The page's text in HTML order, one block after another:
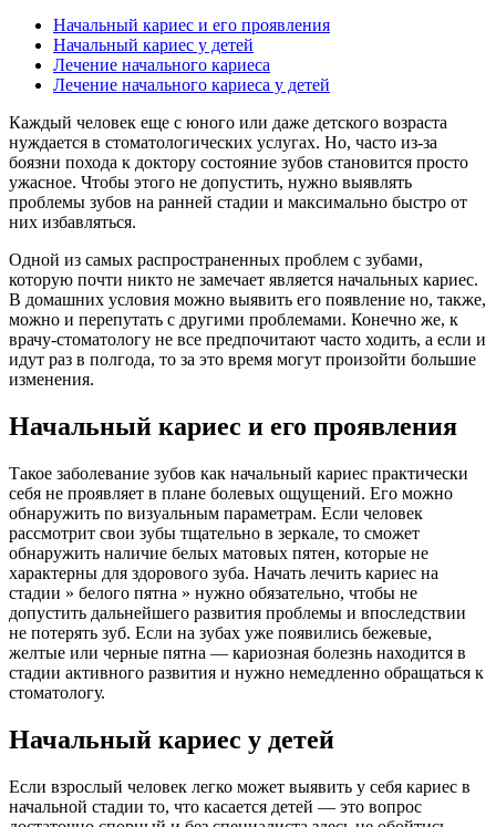
Начальный кариес и его проявления
Начальный кариес у детей
Лечение начального кариеса
Лечение начального кариеса у детей
Каждый человек еще с юного или даже детского возраста
нуждается в стоматологических услугах. Но, часто из-за
боязни похода к доктору состояние зубов становится просто
ужасное. Чтобы этого не допустить, нужно выявлять
проблемы зубов на ранней стадии и максимально быстро от
них избавляться.
Одной из самых распространенных проблем с зубами,
которую почти никто не замечает является начальных кариес.
В домашних условия можно выявить его появление но, также,
можно и перепутать с другими проблемами. Конечно же, к
врачу-стоматологу не все предпочитают часто ходить, а если и
идут раз в полгода, то за это время могут произойти большие
изменения.
Начальный кариес и его проявления
Такое заболевание зубов как начальный кариес практически
себя не проявляет в плане болевых ощущений. Его можно
обнаружить по визуальным параметрам. Если человек
рассмотрит свои зубы тщательно в зеркале, то сможет
обнаружить наличие белых матовых пятен, которые не
характерны для здорового зуба. Начать лечить кариес на
стадии » белого пятна » нужно обязательно, чтобы не
допустить дальнейшего развития проблемы и впоследствии
не потерять зуб. Если на зубах уже появились бежевые,
желтые или черные пятна — кариозная болезнь находится в
стадии активного развития и нужно немедленно обращаться к
стоматологу.
Начальный кариес у детей
Если взрослый человек легко может выявить у себя кариес в
начальной стадии то, что касается детей — это вопрос